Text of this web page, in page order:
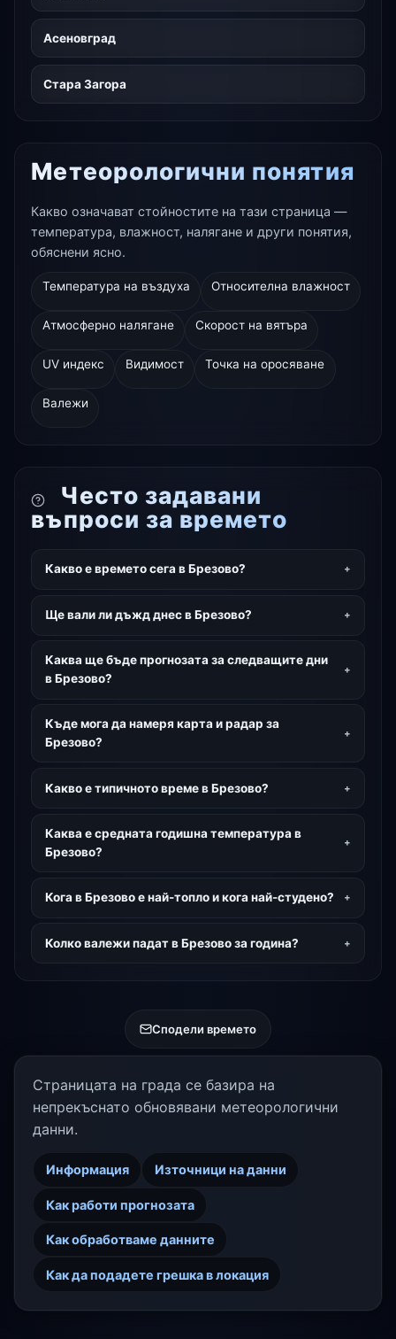
Асеновград
Стара Загора
Метеорологични понятия
Какво означават стойностите на тази страница —
температура, влажност, налягане и други понятия,
обяснени ясно.
Температура на въздуха Относителна влажност
Атмосферно налягане Скорост на вятъра
UV индекс Видимост Точка на оросяване
Валежи
Често задавани
въпроси за времето
Какво е времето сега в Брезово?
Ще вали ли дъжд днес в Брезово?
Каква ще бъде прогнозата за следващите дни
в Брезово?
Къде мога да намеря карта и радар за
Брезово?
Какво е типичното време в Брезово?
Каква е средната годишна температура в
Брезово?
Кога в Брезово е най-топло и кога най-студено?
Колко валежи падат в Брезово за година?
Сподели времето
Страницата на града се базира на
непрекъснато обновявани метеорологични
данни.
Информация Източници на данни
Как работи прогнозата
Как обработваме данните
Как да подадете грешка в локация